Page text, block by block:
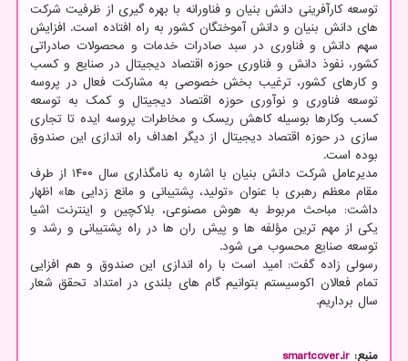
توسعه کارآفرینی دانش بنیان و فناورانه با بهره گیری از ظرفیت شرکت
های دانش بنیان و دانش آموختگان کشور به راه افتاده است. افزایش
سهم دانش و فناوری در سبد صادرات خدمات و محصولات صادراتی
کشور، نفوذ دانش و فناوری حوزه اقتصاد دیجیتال در صنایع و کسب
و کارهای کشور، ترغیب بخش خصوصی به مشارکت فعال در پروسه
توسعه فناوری و نوآوری حوزه اقتصاد دیجیتال و کمک به توسعه
کسب وکارها بوسیله کاهش ریسک و مخاطرات پروسه ایده تا تجاری
سازی در حوزه اقتصاد دیجیتال از دیگر اهداف راه اندازی این صندوق
بوده است.
مدیرعامل شرکت دانش بنیان با اشاره به نامگذاری سال ۱۴۰۰ از طرف
مقام معظم رهبری با عنوان «تولید، پشتیبانی و مانع زدایی ها» اظهار
داشت: مباحث مربوط به هوش مصنوعی، بلاکچین و اینترنت اشیا
یکی از مهم ترین مؤلفه ها و پیش ران ها در راه پشتیبانی و رشد و
توسعه صنایع محسوب می شود.
رسولی زاده گفت: امید است با راه اندازی این صندوق و هم افزایی
تمام فعالان اکوسیستم بتوانیم گام های بلندی در امتداد تحقق شعار
سال برداریم.
منبع: smartcover.ir